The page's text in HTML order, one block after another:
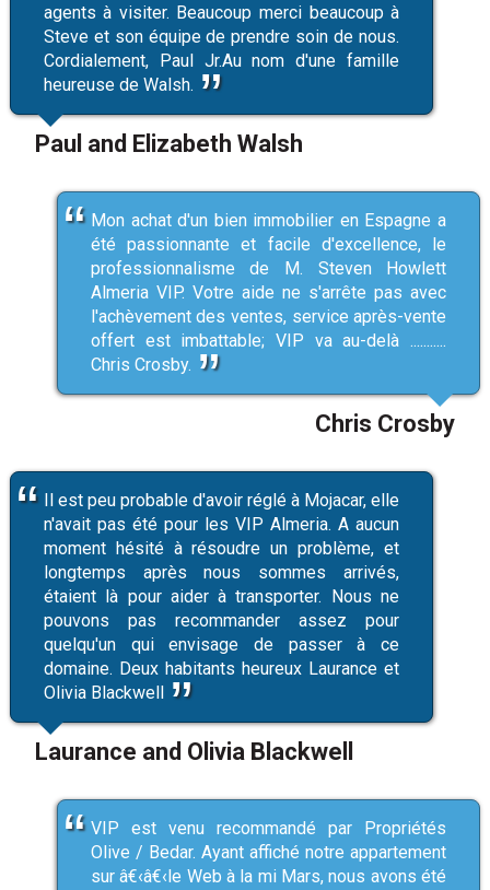
agents à visiter. Beaucoup merci beaucoup à
Steve et son équipe de prendre soin de nous.
Cordialement, Paul Jr.Au nom d'une famille
heureuse de Walsh.
Paul and Elizabeth Walsh
Mon achat d'un bien immobilier en Espagne a
été passionnante et facile d'excellence, le
professionnalisme de M. Steven Howlett
Almeria VIP. Votre aide ne s'arrête pas avec
l'achèvement des ventes, service après-vente
offert est imbattable; VIP va au-delà ...........
Chris Crosby.
Chris Crosby
Il est peu probable d'avoir réglé à Mojacar, elle
n'avait pas été pour les VIP Almeria. A aucun
moment hésité à résoudre un problème, et
longtemps après nous sommes arrivés,
étaient là pour aider à transporter. Nous ne
pouvons pas recommander assez pour
quelqu'un qui envisage de passer à ce
domaine. Deux habitants heureux Laurance et
Olivia Blackwell
Laurance and Olivia Blackwell
VIP est venu recommandé par Propriétés
Olive / Bedar. Ayant affiché notre appartement
sur â€‹â€‹le Web à la mi Mars, nous avons été